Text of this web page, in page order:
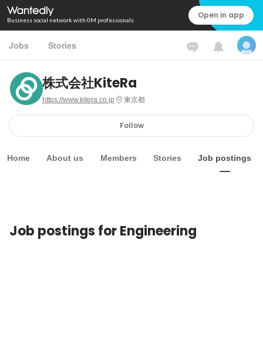
Business social network with 0M professionals Open in app
Jobs Stories
株式会社KiteRa
https://www.kitera.co.jp 東京都
Follow
Home About us Members Stories Job postings
Job postings for Engineering